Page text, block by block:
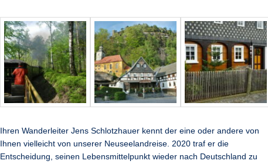
Ihren Wanderleiter Jens Schlotzhauer kennt der eine oder andere von
Ihnen vielleicht von unserer Neuseelandreise. 2020 traf er die
Entscheidung, seinen Lebensmittelpunkt wieder nach Deutschland zu